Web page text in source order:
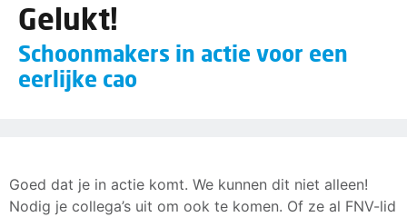
Gelukt!
Schoonmakers in actie voor een
eerlijke cao
Goed dat je in actie komt. We kunnen dit niet alleen!
Nodig je collega’s uit om ook te komen. Of ze al FNV-lid